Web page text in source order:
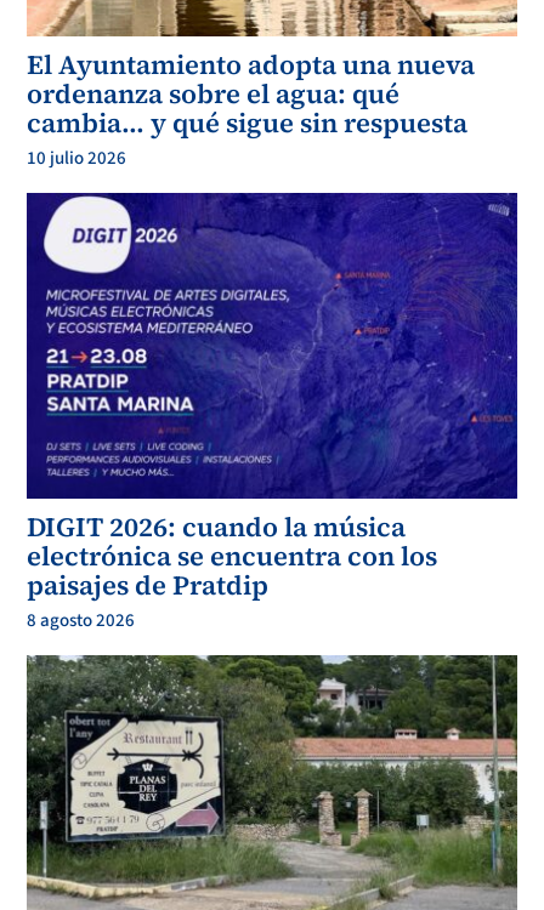
El Ayuntamiento adopta una nueva
ordenanza sobre el agua: qué
cambia… y qué sigue sin respuesta
10 julio 2026
DIGIT 2026: cuando la música
electrónica se encuentra con los
paisajes de Pratdip
8 agosto 2026